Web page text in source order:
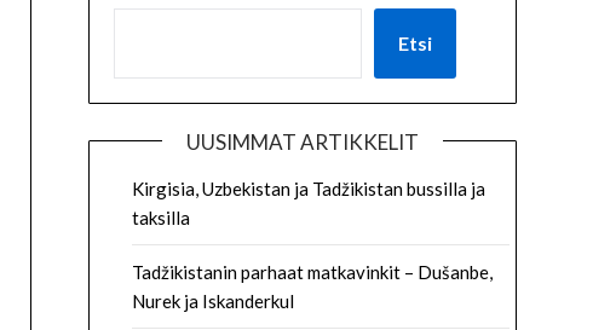
Etsi
UUSIMMAT ARTIKKELIT
Kirgisia, Uzbekistan ja Tadžikistan bussilla ja
taksilla
Tadžikistanin parhaat matkavinkit – Dušanbe,
Nurek ja Iskanderkul